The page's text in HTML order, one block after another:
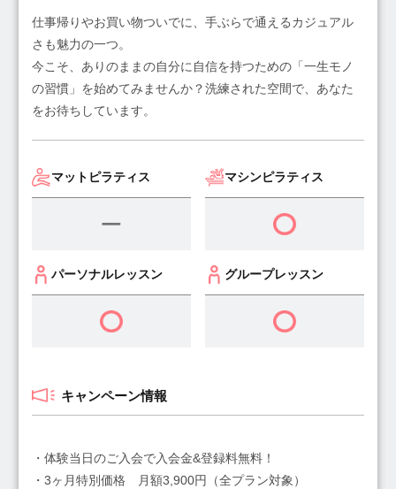
仕事帰りやお買い物ついでに、手ぶらで通えるカジュアル
さも魅力の一つ。
今こそ、ありのままの自分に自信を持つための「一生モノ
の習慣」を始めてみませんか？洗練された空間で、あなた
をお待ちしています。
マットピラティス マシンピラティス
パーソナルレッスン グループレッスン
キャンペーン情報
・体験当日のご入会で入会金&登録料無料！
・3ヶ月特別価格 月額3,900円（全プラン対象）